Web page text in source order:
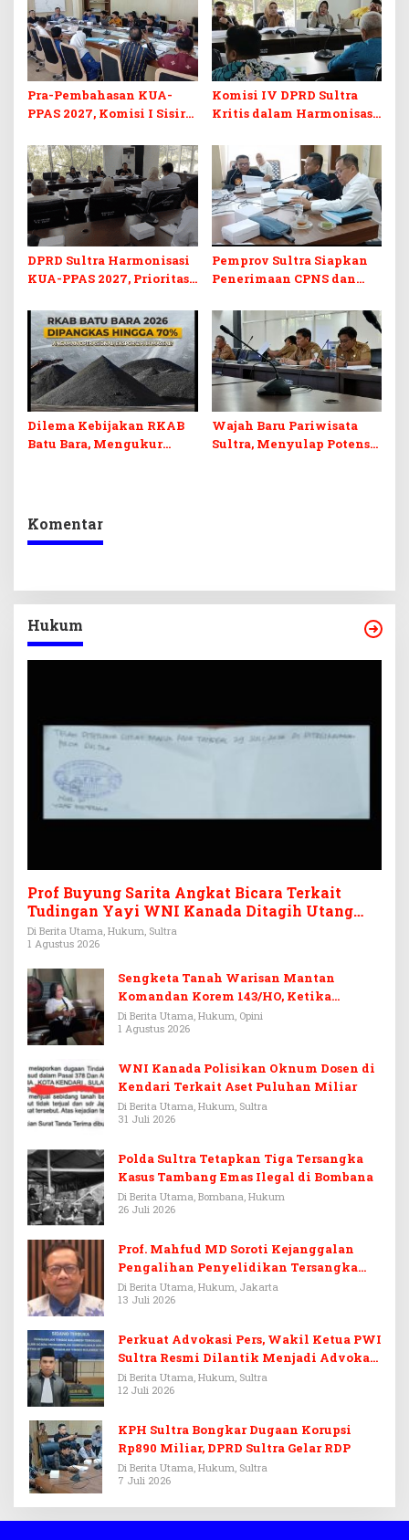
Pra-Pembahasan KUA-
PPAS 2027, Komisi I Sisir
Berkelanjutan
Komisi IV DPRD Sultra
Kritis dalam Harmonisasi
Perubahan APBD 2026
DPRD Sultra Harmonisasi
KUA-PPAS 2027, Prioritas
dan Pelunasan Utang
Infrastruktur
Pemprov Sultra Siapkan
Penerimaan CPNS dan
Desak Formasi Disabilitas
Dilema Kebijakan RKAB
Batu Bara, Mengukur
Wajah Baru Pariwisata
Sultra, Menyulap Potensi
Komentar
Hukum
Prof Buyung Sarita Angkat Bicara Terkait
Tudingan Yayi WNI Kanada Ditagih Utang
Rp3,6 Miliar
Di Berita Utama, Hukum, Sultra
1 Agustus 2026
Sengketa Tanah Warisan Mantan
Komandan Korem 143/HO, Ketika
Warisan Menjadi Arena Pemerasan
Di Berita Utama, Hukum, Opini
1 Agustus 2026
WNI Kanada Polisikan Oknum Dosen di
Kendari Terkait Aset Puluhan Miliar
Di Berita Utama, Hukum, Sultra
31 Juli 2026
Polda Sultra Tetapkan Tiga Tersangka
Kasus Tambang Emas Ilegal di Bombana
Di Berita Utama, Bombana, Hukum
26 Juli 2026
Prof. Mahfud MD Soroti Kejanggalan
Pengalihan Penyelidikan Tersangka
Febrie Adriansyah
Di Berita Utama, Hukum, Jakarta
13 Juli 2026
Perkuat Advokasi Pers, Wakil Ketua PWI
Sultra Resmi Dilantik Menjadi Advokat
PERADI
Di Berita Utama, Hukum, Sultra
12 Juli 2026
KPH Sultra Bongkar Dugaan Korupsi
Rp890 Miliar, DPRD Sultra Gelar RDP
Di Berita Utama, Hukum, Sultra
7 Juli 2026